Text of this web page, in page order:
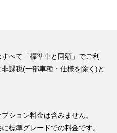
べて「標準車と同額」でご利
課税(一部車種・仕様を除く)と
ション料金は含みません。
標準グレードでの料金です。